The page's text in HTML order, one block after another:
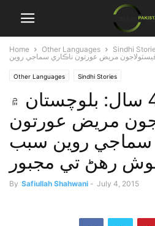
Home Other Languages Sindhi
Other Languages Sindhi Stories
چپ جا 40 سال: بلوچستان ۾
مريض عورتون
سماجي روين سبب
رهڻ تي مجبور
By Safiullah Shahwani - July 4, 2015